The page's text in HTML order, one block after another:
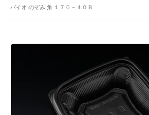
バイオ のぞみ 角 １７０－４０Ｂ